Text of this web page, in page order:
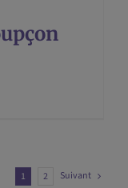
1 2 Suivant